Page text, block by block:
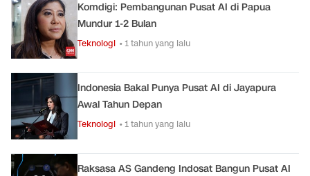
Komdigi: Pembangunan Pusat AI di Papua
Mundur 1-2 Bulan
Teknologi • 1 tahun yang lalu
Indonesia Bakal Punya Pusat AI di Jayapura
Awal Tahun Depan
Teknologi • 1 tahun yang lalu
Raksasa AS Gandeng Indosat Bangun Pusat AI